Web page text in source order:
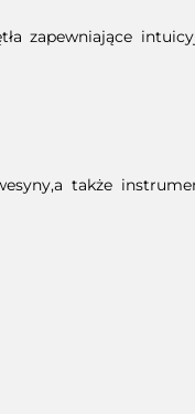
zapewniające
także